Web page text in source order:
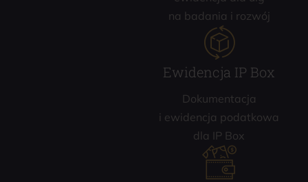
na badania i rozwój
Ewidencja IP Box
Dokumentacja
i ewidencja podatkowa
dla IP Box